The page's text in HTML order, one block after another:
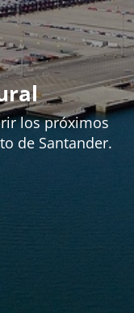
los próximos
de Santander.